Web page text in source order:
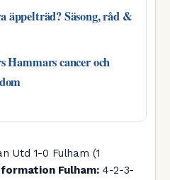
äppelträd? Säsong, råd &
Hammars cancer och
Utd 1-0 Fulham (1
Fulham:4-2-3-